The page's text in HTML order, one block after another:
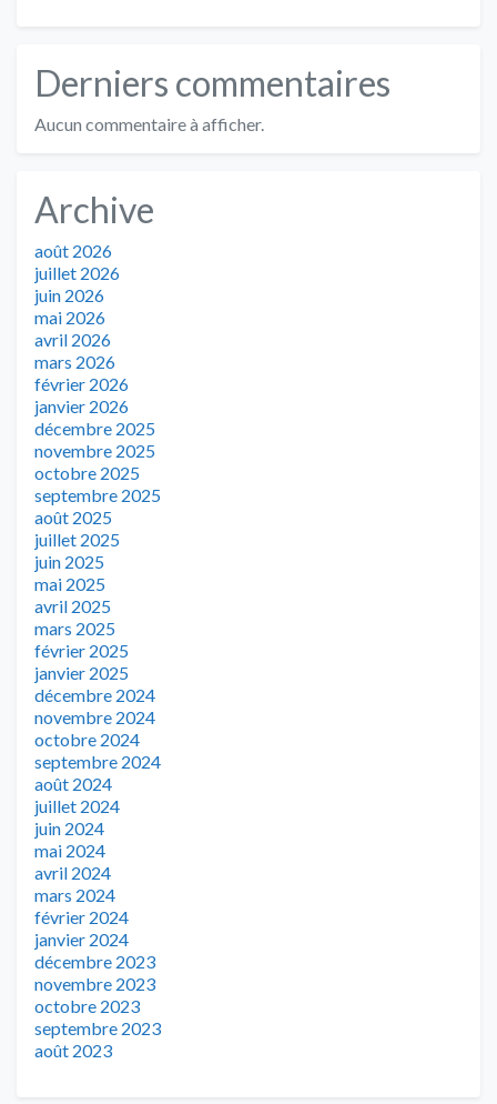
Derniers commentaires
Aucun commentaire à afficher.
Archive
août 2026
juillet 2026
juin 2026
mai 2026
avril 2026
mars 2026
février 2026
janvier 2026
décembre 2025
novembre 2025
octobre 2025
septembre 2025
août 2025
juillet 2025
juin 2025
mai 2025
avril 2025
mars 2025
février 2025
janvier 2025
décembre 2024
novembre 2024
octobre 2024
septembre 2024
août 2024
juillet 2024
juin 2024
mai 2024
avril 2024
mars 2024
février 2024
janvier 2024
décembre 2023
novembre 2023
octobre 2023
septembre 2023
août 2023